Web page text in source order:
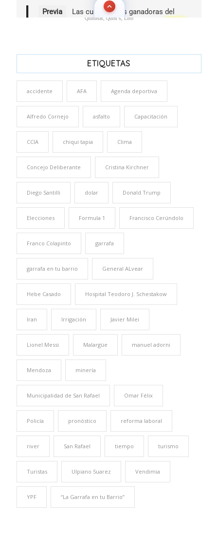
Quinielas, Quini 6, Loto
ETIQUETAS
accidente AFA Agenda deportiva
Alfredo Cornejo asfalto Capacitación
CCIA chiqui tapia Clima
Concejo Deliberante Cristina Kirchner
Diego Santilli dolar Donald Trump
Elecciones Formula 1 Francisco Cerúndolo
Franco Colapinto garrafa
garrafa en tu barrio General ALvear
Hebe Casado Hospital Teodoro J. Schestakow
Iran Irrigación Javier Milei
Lionel Messi Malargüe manuel adorni
Mendoza minería
Municipalidad de San Rafael Omar Félix
Policía pronóstico reforma laboral
river San Rafael tiempo turismo
Turistas Ulpiano Suarez Vendimia
YPF “La Garrafa en tu Barrio”